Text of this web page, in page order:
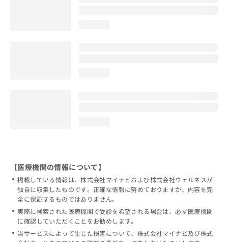
【医療機関の情報について】
掲載している情報は、株式会社マイナビおよび株式会社ウェルネスが
独自に収集したものです。正確な情報に努めておりますが、内容を完
全に保証するものではありません。
実際に検索された医療機関で受診を希望される場合は、必ず医療機関
に確認していただくことをお勧めします。
当サービスによって生じた損害について、株式会社マイナビ及び株式